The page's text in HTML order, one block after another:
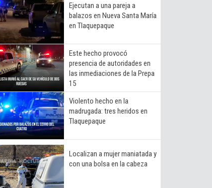
Ejecutan a una pareja a
balazos en Nueva Santa María
en Tlaquepaque
Este hecho provocó
presencia de autoridades en
las inmediaciones de la Prepa
15
Violento hecho en la
madrugada: tres heridos en
Tlaquepaque
Localizan a mujer maniatada y
con una bolsa en la cabeza